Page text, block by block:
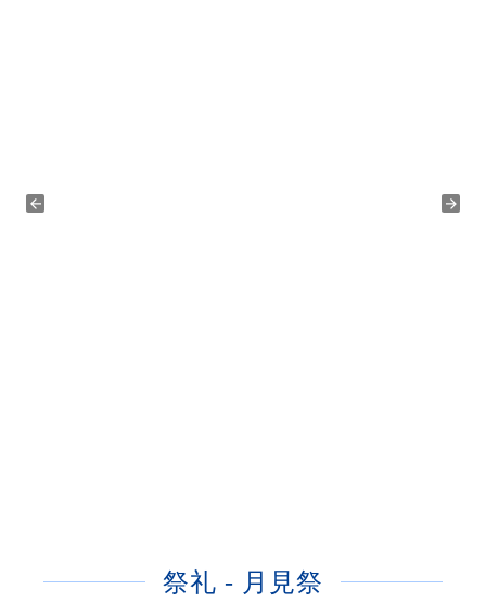
祭礼 - 月見祭